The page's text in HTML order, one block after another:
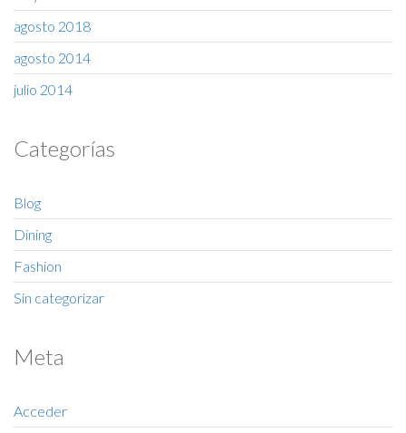
agosto 2018
agosto 2014
julio 2014
Categorías
Blog
Dining
Fashion
Sin categorizar
Meta
Acceder